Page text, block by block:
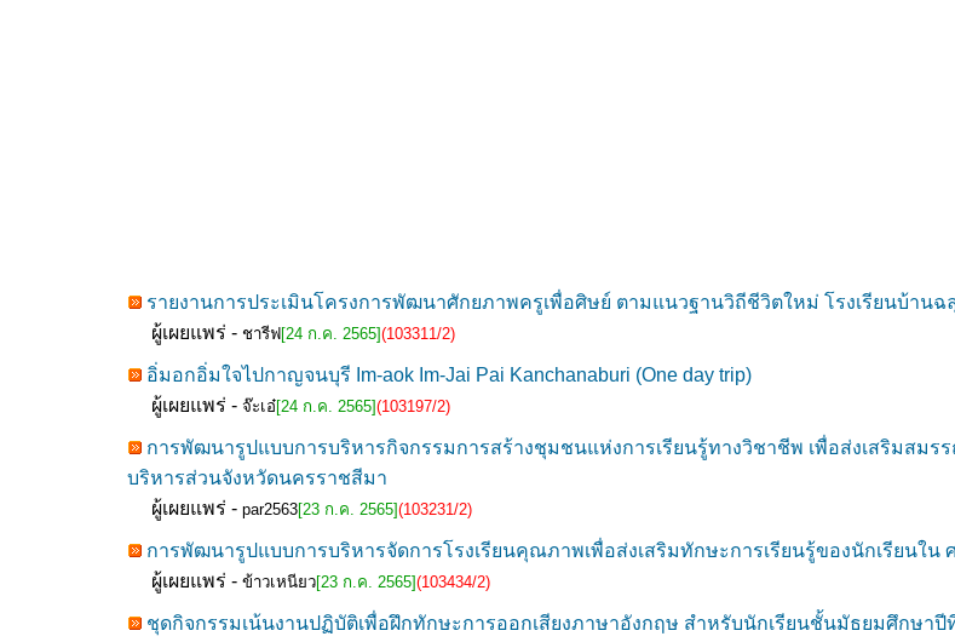
รายงานการประเมินโครงการพัฒนาศักยภาพครูเพื่อศิษย์ ตามแนวฐานวิถีชีวิตใหม่ โรงเรียนบ้านฉ
ผู้เผยแพร่ - ชารีฟ [24 ก.ค. 2565](103311/2)
อิ่มอกอิ่มใจไปกาญจนบุรี Im-aok Im-Jai Pai Kanchanaburi (One day trip)
ผู้เผยแพร่ - จ๊ะเอ๋[24 ก.ค. 2565](103197/2)
การพัฒนารูปแบบการบริหารกิจกรรมการสร้างชุมชนแห่งการเรียนรู้ทางวิชาชีพ เพื่อส่งเสริมสมร
บริหารส่วนจังหวัดนครราชสีมา
ผู้เผยแพร่ - par2563[23 ก.ค. 2565](103231/2)
การพัฒนารูปแบบการบริหารจัดการโรงเรียนคุณภาพเพื่อส่งเสริมทักษะการเรียนรู้ของนักเรียนใน
ผู้เผยแพร่ - ข้าวเหนียว[23 ก.ค. 2565](103434/2)
ชุดกิจกรรมเน้นงานปฏิบัติเพื่อฝึกทักษะการออกเสียงภาษาอังกฤษ สำหรับนักเรียนชั้นมัธยมศึกษาปี